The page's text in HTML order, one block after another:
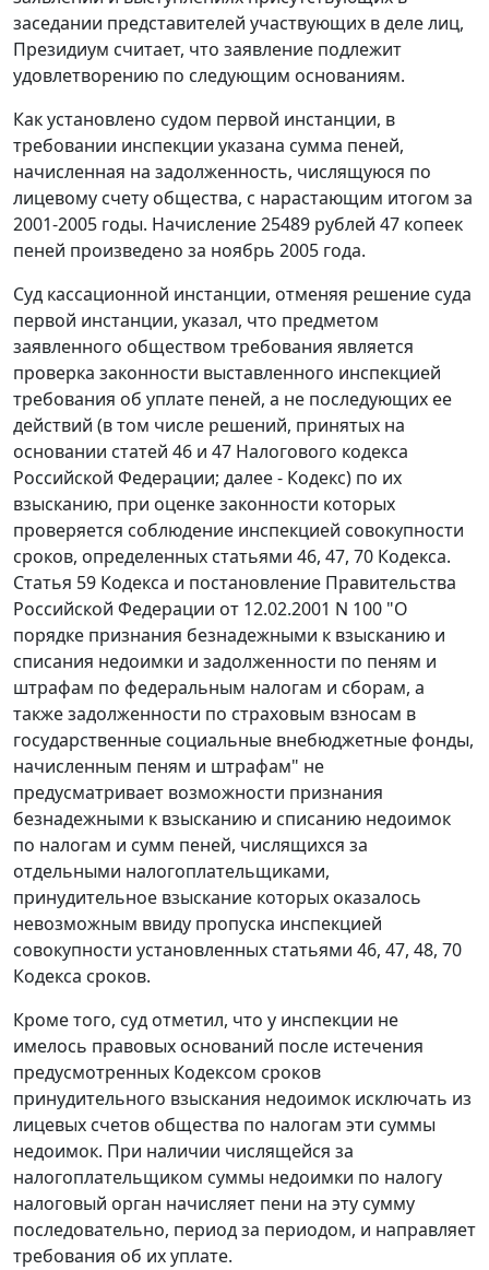
заседании представителей участвующих в деле лиц,
Президиум считает, что заявление подлежит
удовлетворению по следующим основаниям.
Как установлено судом первой инстанции, в
требовании инспекции указана сумма пеней,
начисленная на задолженность, числящуюся по
лицевому счету общества, с нарастающим итогом за
2001-2005 годы. Начисление 25489 рублей 47 копеек
пеней произведено за ноябрь 2005 года.
Суд кассационной инстанции, отменяя решение суда
первой инстанции, указал, что предметом
заявленного обществом требования является
проверка законности выставленного инспекцией
требования об уплате пеней, а не последующих ее
действий (в том числе решений, принятых на
основании статей 46 и 47 Налогового кодекса
Российской Федерации; далее - Кодекс) по их
взысканию, при оценке законности которых
проверяется соблюдение инспекцией совокупности
сроков, определенных статьями 46, 47, 70 Кодекса.
Статья 59 Кодекса и постановление Правительства
Российской Федерации от 12.02.2001 N 100 "О
порядке признания безнадежными к взысканию и
списания недоимки и задолженности по пеням и
штрафам по федеральным налогам и сборам, а
также задолженности по страховым взносам в
государственные социальные внебюджетные фонды,
начисленным пеням и штрафам" не
предусматривает возможности признания
безнадежными к взысканию и списанию недоимок
по налогам и сумм пеней, числящихся за
отдельными налогоплательщиками,
принудительное взыскание которых оказалось
невозможным ввиду пропуска инспекцией
совокупности установленных статьями 46, 47, 48, 70
Кодекса сроков.
Кроме того, суд отметил, что у инспекции не
имелось правовых оснований после истечения
предусмотренных Кодексом сроков
принудительного взыскания недоимок исключать из
лицевых счетов общества по налогам эти суммы
недоимок. При наличии числящейся за
налогоплательщиком суммы недоимки по налогу
налоговый орган начисляет пени на эту сумму
последовательно, период за периодом, и направляет
требования об их уплате.